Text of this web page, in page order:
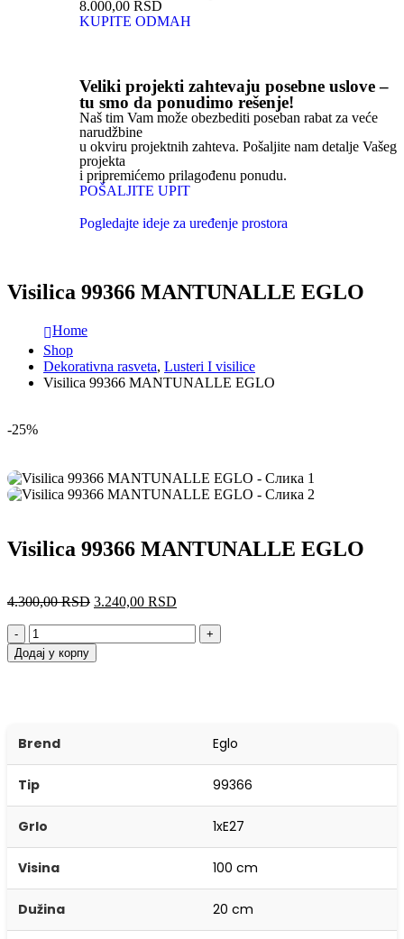
8.000,00 RSD
KUPITE ODMAH
Veliki projekti zahtevaju posebne uslove –
tu smo da ponudimo rešenje!
Naš tim Vam može obezbediti poseban rabat za veće
narudžbine
u okviru projektnih zahteva. Pošaljite nam detalje Vašeg
projekta
i pripremićemo prilagođenu ponudu.
POŠALJITE UPIT
Pogledajte ideje za uređenje prostora
Visilica 99366 MANTUNALLE EGLO
Home
Shop
Dekorativna rasveta, Lusteri I visilice
Visilica 99366 MANTUNALLE EGLO
-25%
Visilica 99366 MANTUNALLE EGLO
4.300,00RSD 3.240,00 RSD
-
+
Додај у корпу
Brend Eglo
Tip 99366
Grlo 1xE27
Visina 100 cm
Dužina 20 cm